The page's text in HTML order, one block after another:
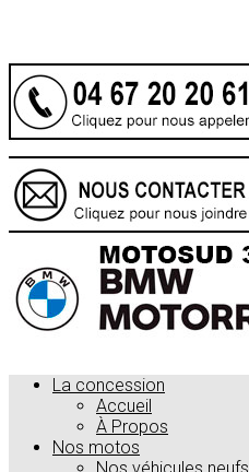
La concession
Accueil
À Propos
Nos motos